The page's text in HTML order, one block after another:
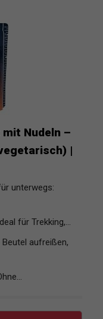
Nudeln –
|
unterwegs:
für Trekking,...
aufreißen,